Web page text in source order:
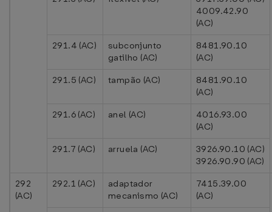
4009.42.90
(AC)
291.4 (AC)
subconjunto
gatilho (AC)
8481.90.10
(AC)
291.5 (AC)
tampão (AC)
8481.90.10
(AC)
291.6 (AC)
anel (AC)
4016.93.00
(AC)
291.7 (AC)
arruela (AC)
3926.90.10 (AC)
3926.90.90 (AC)
292
(AC)
292.1 (AC)
adaptador
mecanismo (AC)
7415.39.00
(AC)